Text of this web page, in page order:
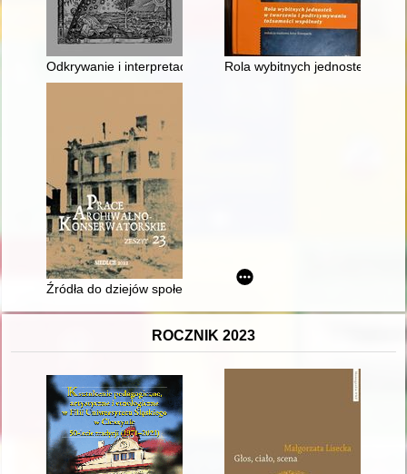
Odkrywanie i interpretacja archiwaliówRola wybitnych jednostek w
Źródła do dziejów społeczności gminy Jakusze w zasobie
ROCZNIK 2023